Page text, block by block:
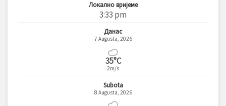
Локално вријеме
3:33 pm
Данас
7 Augusta, 2026
35°C
2m/s
Subota
8 Augusta, 2026